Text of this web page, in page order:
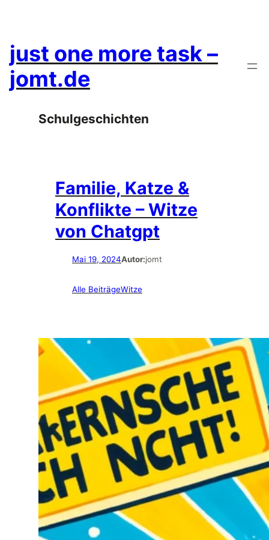
just one more task –
jomt.de
Schulgeschichten
Familie, Katze &
Konflikte – Witze
von Chatgpt
Mai 19, 2024Autor:jomt
Alle BeiträgeWitze